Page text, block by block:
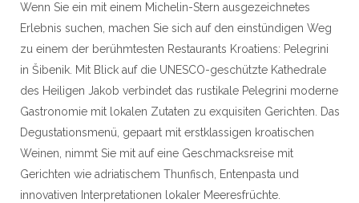
Wenn Sie ein mit einem Michelin-Stern ausgezeichnetes
Erlebnis suchen, machen Sie sich auf den einstündigen Weg
zu einem der berühmtesten Restaurants Kroatiens: Pelegrini
in Šibenik. Mit Blick auf die UNESCO-geschützte Kathedrale
des Heiligen Jakob verbindet das rustikale Pelegrini moderne
Gastronomie mit lokalen Zutaten zu exquisiten Gerichten. Das
Degustationsmenü, gepaart mit erstklassigen kroatischen
Weinen, nimmt Sie mit auf eine Geschmacksreise mit
Gerichten wie adriatischem Thunfisch, Entenpasta und
innovativen Interpretationen lokaler Meeresfrüchte.